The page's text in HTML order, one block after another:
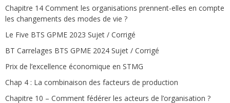
Chapitre 14 Comment les organisations prennent-elles en compte
les changements des modes de vie ?
Le Five BTS GPME 2023 Sujet / Corrigé
BT Carrelages BTS GPME 2024 Sujet / Corrigé
Prix de l’excellence économique en STMG
Chap 4 : La combinaison des facteurs de production
Chapitre 10 – Comment fédérer les acteurs de l’organisation ?